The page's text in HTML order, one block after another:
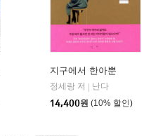
지구에서 한아뿐
정세랑 저
난다
14,400원 (10% 할인)